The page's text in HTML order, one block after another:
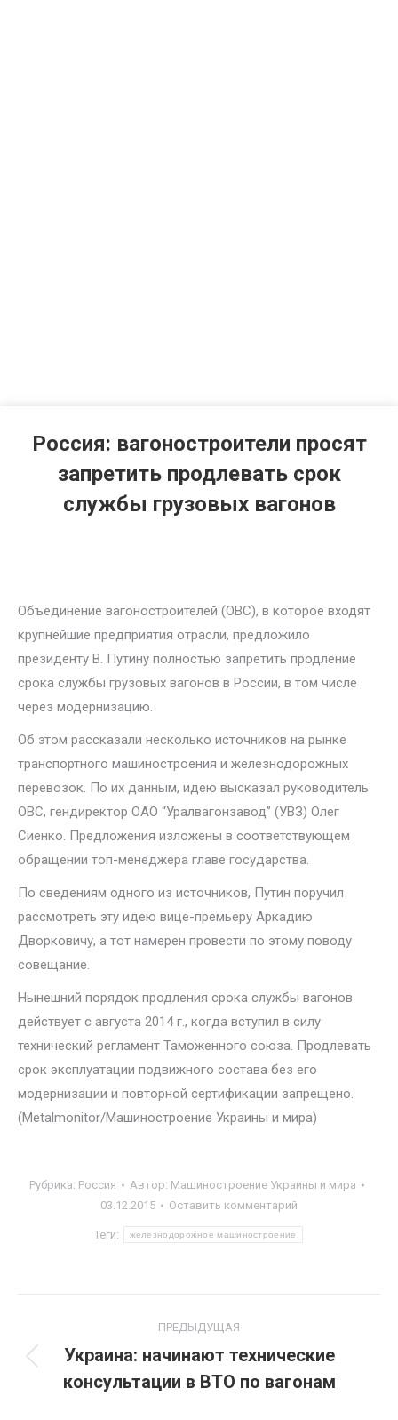
Россия: вагоностроители просят
запретить продлевать срок
службы грузовых вагонов
Объединение вагоностроителей (ОВС), в которое входят
крупнейшие предприятия отрасли, предложило
президенту В. Путину полностью запретить продление
срока службы грузовых вагонов в России, в том числе
через модернизацию.
Об этом рассказали несколько источников на рынке
транспортного машиностроения и железнодорожных
перевозок. По их данным, идею высказал руководитель
ОВС, гендиректор ОАО “Уралвагонзавод” (УВЗ) Олег
Сиенко. Предложения изложены в соответствующем
обращении топ-менеджера главе государства.
По сведениям одного из источников, Путин поручил
рассмотреть эту идею вице-премьеру Аркадию
Дворковичу, а тот намерен провести по этому поводу
совещание.
Нынешний порядок продления срока службы вагонов
действует с августа 2014 г., когда вступил в силу
технический регламент Таможенного союза. Продлевать
срок эксплуатации подвижного состава без его
модернизации и повторной сертификации запрещено.
(Metalmonitor/Машиностроение Украины и мира)
Рубрика: Россия Автор: Машиностроение Украины и мира
03.12.2015
Оставить комментарий
Теги: железнодорожное машиностроение
по
записям
ПРЕДЫДУЩАЯ
Предыдущая
запись:
Украина: начинают технические
консультации в ВТО по вагонам